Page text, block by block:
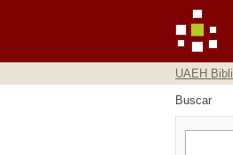
UAEH
Buscar